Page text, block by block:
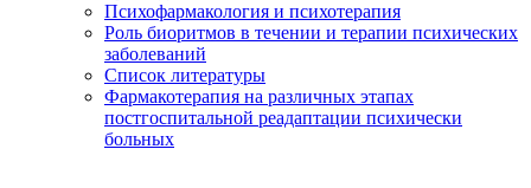
Психофармакология и психотерапия
Роль биоритмов в течении и терапии психических
заболеваний
Список литературы
Фармакотерапия на различных этапах
постгоспитальной реадаптации психически
больных